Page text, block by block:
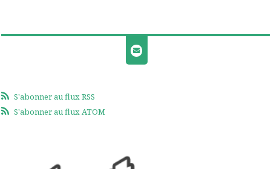
S'abonner au flux RSS
S'abonner au flux ATOM